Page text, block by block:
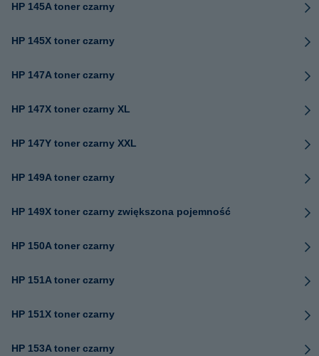
HP 145A toner czarny
HP 145X toner czarny
HP 147A toner czarny
HP 147X toner czarny XL
HP 147Y toner czarny XXL
HP 149A toner czarny
HP 149X toner czarny zwiększona pojemność
HP 150A toner czarny
HP 151A toner czarny
HP 151X toner czarny
HP 153A toner czarny